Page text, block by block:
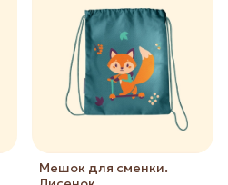
Мешок для сменки.